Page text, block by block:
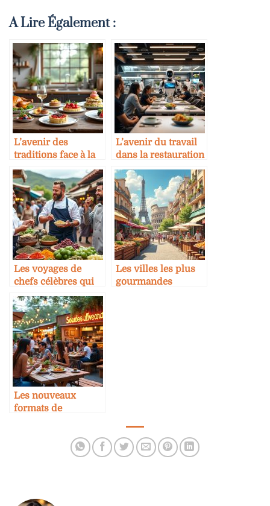
A Lire Également :
L’avenir des
traditions face à la
gastronomie
moléculaire
L’avenir du travail
dans la restauration
à l’ère de
l’automatisation
Les voyages de
chefs célèbres qui
inspirent les
tendances
Les villes les plus
gourmandes
Les nouveaux
formats de